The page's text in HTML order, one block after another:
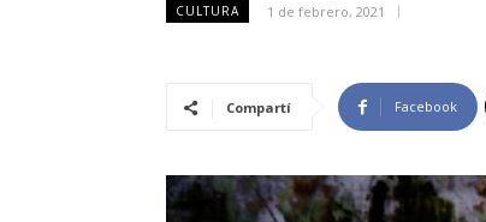
CULTURA 1 de febrero, 2021
Compartí Facebook